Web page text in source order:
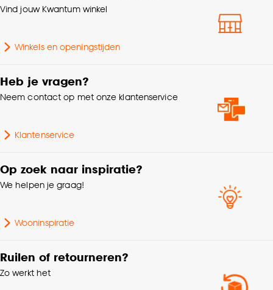
klikken.
Goed om te weten is dat je deze keuze altijd nog
kan aanpassen, bekijk hiervoor onze
240x140cm.
Samenstelling 100% Polyester funfur
Lengte
Geschikt voor
Geschikt voor ruimte
Vind jouw Kwantum winkel
Winkels en openingstijden
Heb je vragen?
Neem contact op met onze klantenservice
Klantenservice
Op zoek naar inspiratie?
We helpen je graag!
Wooninspiratie
Ruilen of retourneren?
Zo werkt het